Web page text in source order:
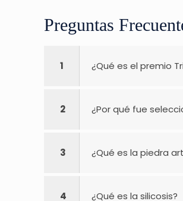
Preguntas
1 ¿Qué es el premio
2 ¿Por qué fue
3 ¿Qué es la piedra
4 ¿Qué es la silicosis?